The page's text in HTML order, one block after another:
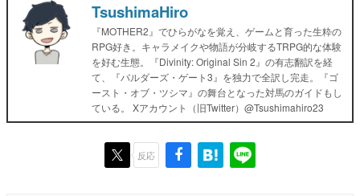
TsushimaHiro
『MOTHER2』でひらがなを覚え、ゲームと育った生粋の
RPG好き。キャラメイクや物語が分岐するTRPG的な体験
を好む生態。『Divinity: Original Sin 2』の有志翻訳を経
て、『バルダーズ・ゲート3』を独力で全訳し完走。『ゴ
ースト・オブ・ツシマ』の舞台となった対馬のガイドもし
ている。 Xアカウント（旧Twitter）@Tsushimahiro23
反応